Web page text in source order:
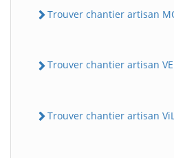
Trouver chantier artisan
Trouver chantier artisan
Trouver chantier artisan